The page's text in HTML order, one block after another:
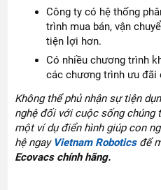
Công ty có hệ thống
trình mua bán, vận
tiện lợi hơn.
Có nhiều chương trình
các chương trình ưu đãi
Không thể phủ nhận sự tiện
nghệ đối với cuộc sống chúng
một ví dụ điển hình giúp con
hệ ngay Vietnam Robotics để
Ecovacs chính hãng.